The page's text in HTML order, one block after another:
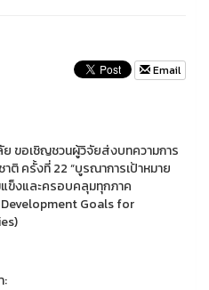
Email
ขอเชิญชวนผู้วิจัยส่งบทความการ
าติ ครั้งที่ 22 “บูรณาการเป้าหมาย
ข็งและครอบคลุมทุกภาค
Goals for
: